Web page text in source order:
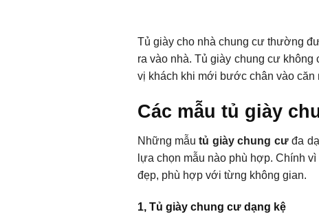
Tủ giày cho nhà chung cư thường
ra vào nhà. Tủ giày chung cư
vị khách khi mới bước chân vào căn
Các mẫu tủ giày
Những mẫutủ giày chung cưđa
lựa chọn mẫu nào phù hợp. Chính
đẹp, phù hợp với từng không gian.
1, Tủ giày chung cư dạng kệ